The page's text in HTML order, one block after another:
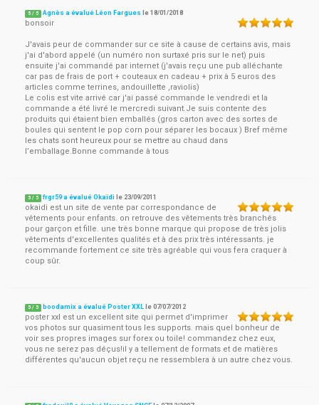
5 / 5 Agnès a évalué Léon Fargues le18/01/2018
bonsoir
J'avais peur de commander sur ce site à cause de certains avis, mais
j'ai d'abord appelé (un numéro non surtaxé pris sur le net) puis
ensuite j'ai commandé par internet (j'avais reçu une pub alléchante
car pas de frais de port + couteaux en cadeau + prix à 5 euros des
articles comme terrines, andouillette ,raviolis)
Le colis est vite arrivé car j'ai passé commande le vendredi et la
commande a été livré le mercredi suivant.Je suis contente des
produits qui étaient bien emballés (gros carton avec des sortes de
boules qui sentent le pop corn pour séparer les bocaux ) Bref même
les chats sont heureux pour se mettre au chaud dans
l’emballage.Bonne commande à tous
5 / 5 frgr59 a évalué Okaïdi le 23/09/2011
okaidi est un site de vente par correspondance de
vêtements pour enfants. on retrouve des vêtements très branchés
pour garçon et fille. une très bonne marque qui propose de très jolis
vêtements d'excellentes qualités et à des prix très intéressants. je
recommande fortement ce site très agréable qui vous fera craquer à
coup sûr.
5 / 5 boodamix a évalué Poster XXL le07/07/2012
poster xxl est un excellent site qui permet d'imprimer
vos photos sur quasiment tous les supports. mais quel bonheur de
voir ses propres images sur forex ou toile! commandez chez eux,
vous ne serez pas déçus!il y a tellement de formats et de matières
différentes qu'aucun objet reçu ne ressemblera à un autre chez vous.